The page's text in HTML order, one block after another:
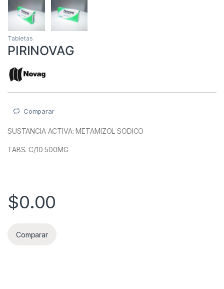
Tabletas
PIRINOVAG
Comparar
SUSTANCIA ACTIVA: METAMIZOL SODICO
TABS. C/10 500MG
$0.00
Comparar